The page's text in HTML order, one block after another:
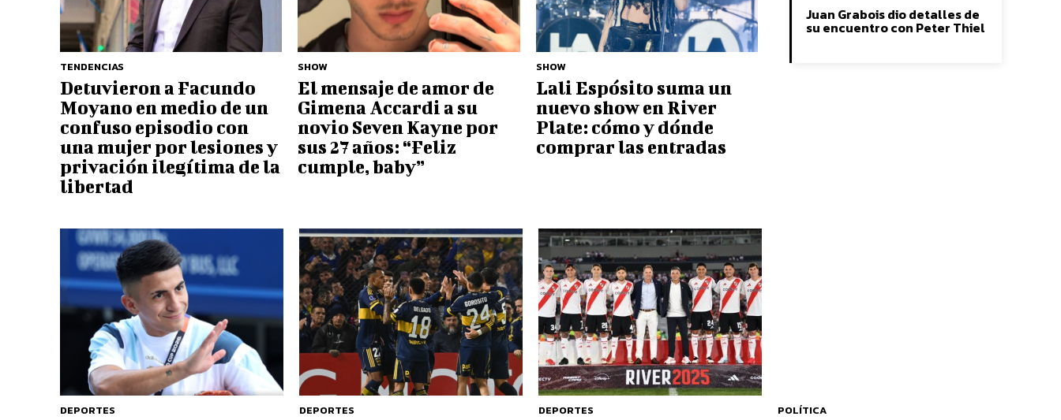
TENDENCIAS
Detuvieron a Facundo
Moyano en medio de un
confuso episodio con
una mujer por lesiones y
privación ilegítima de la
libertad
SHOW
El mensaje de amor de
Gimena Accardi a su
novio Seven Kayne por
sus 27 años: “Feliz
cumple, baby”
SHOW
Lali Espósito suma un
nuevo show en River
Plate: cómo y dónde
comprar las entradas
Juan Grabois dio detalles de
su encuentro con Peter Thiel
DEPORTES DEPORTES DEPORTES POLÍTICA